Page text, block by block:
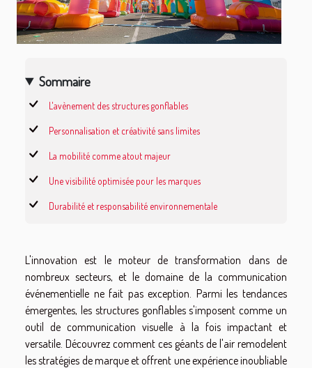
Sommaire
L'avènement des structures gonflables
Personnalisation et créativité sans limites
La mobilité comme atout majeur
Une visibilité optimisée pour les marques
Durabilité et responsabilité environnementale
L'innovation est le moteur de transformation dans de
nombreux secteurs, et le domaine de la communication
événementielle ne fait pas exception. Parmi les tendances
émergentes, les structures gonflables s'imposent comme un
outil de communication visuelle à la fois impactant et
versatile. Découvrez comment ces géants de l'air remodelent
les stratégies de marque et offrent une expérience inoubliable